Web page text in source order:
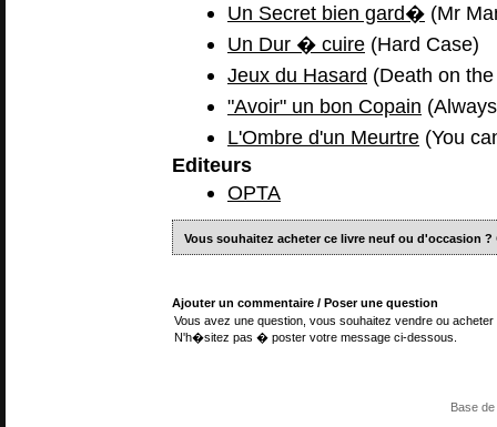
Un Secret bien gard� (Mr
Un Dur � cuire (Hard Case)
Jeux du Hasard (Death on
"Avoir" un bon Copain
L'Ombre d'un Meurtre (You
Editeurs
OPTA
Vous souhaitez acheter ce livre neuf ou d'occasion ?
Ajouter un commentaire / Poser une question
Vous avez une question, vous souhaitez vendre ou
N'h�sitez pas � poster votre message ci-dessous.
Base